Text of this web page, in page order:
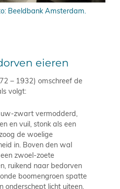
Beeldbank Amsterdam.
eieren
– 1932) omschreef de
volgt:
zwart vermodderd,
en vuil, stonk als een
de woelige
in. Boven den wal
zwoel-zoete
ruikend naar bedorven
boomengroen spatte
onderschept licht uiteen,